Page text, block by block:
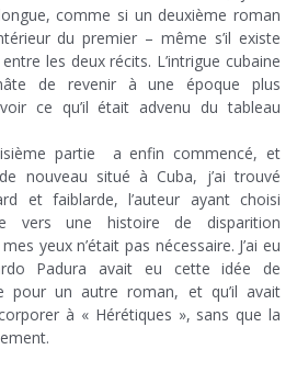
comme si un deuxième roman
du premier – même s’il existe
les deux récits. L’intrigue cubaine
de revenir à une époque plus
ce qu’il était advenu du tableau
partie a enfin commencé, et
nouveau situé à Cuba, j’ai trouvé
et faiblarde, l’auteur ayant choisi
vers une histoire de disparition
yeux n’était pas nécessaire. J’ai eu
Padura avait eu cette idée de
pour un autre roman, et qu’il avait
à « Hérétiques », sans que la